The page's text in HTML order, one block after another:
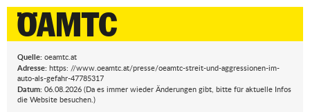
Quelle: oeamtc.at
Adresse: https: //www.oeamtc.at/presse/oeamtc-streit-und-aggressionen-im-
auto-als-gefahr-47785317
Datum: 06.08.2026 (Da es immer wieder Änderungen gibt, bitte für aktuelle Infos
die Website besuchen.)